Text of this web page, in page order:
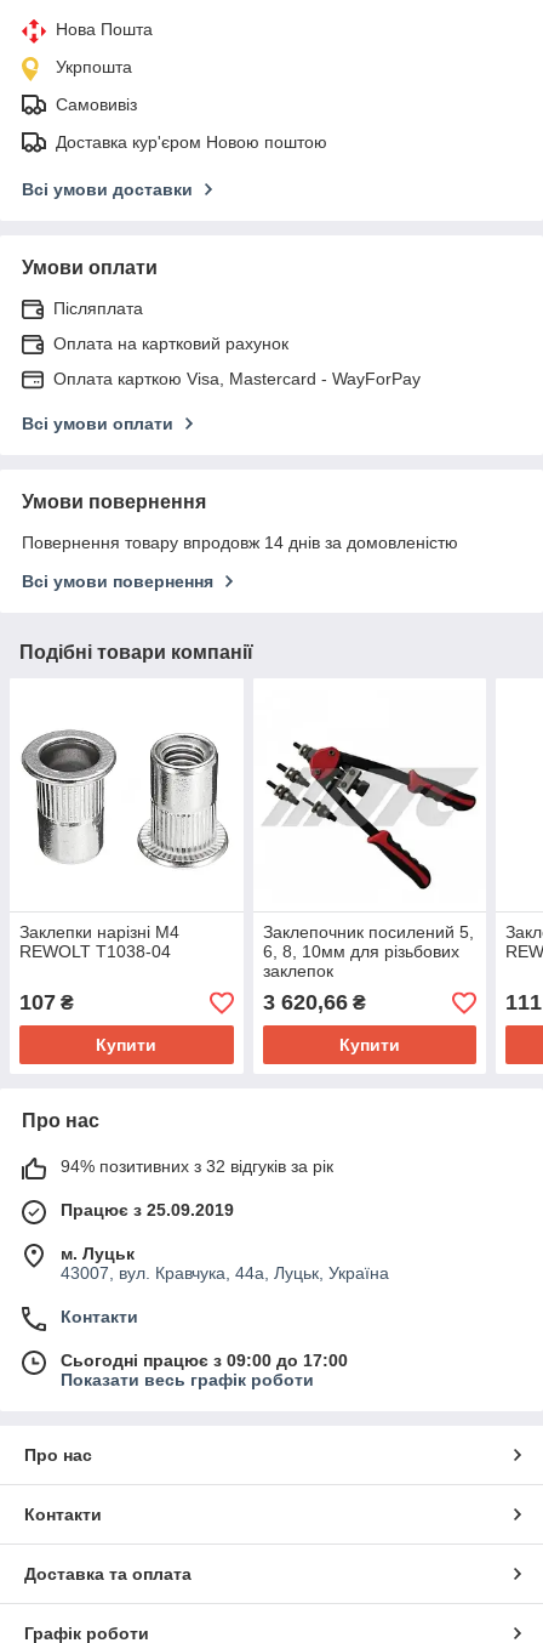
Нова Пошта
Укрпошта
Самовивіз
Доставка кур'єром Новою поштою
Всі умови доставки
Умови оплати
Післяплата
Оплата на картковий рахунок
Оплата карткою Visa, Mastercard - WayForPay
Всі умови оплати
Умови повернення
Повернення товару впродовж 14 днів за домовленістю
Всі умови повернення
Подібні товари компанії
Заклепки нарізні М4
REWOLT T1038-04
107 ₴
Купити
Заклепочник посилений 5,
6, 8, 10мм для різьбових
заклепок
3 620,66₴
Купити
111
Про нас
94% позитивних з 32 відгуків за рік
Працює з 25.09.2019
м. Луцьк
43007, вул. Кравчука, 44а, Луцьк, Україна
Контакти
Сьогодні працює з 09:00 до 17:00
Показати весь графік роботи
Про нас
Контакти
Доставка та оплата
Графік роботи